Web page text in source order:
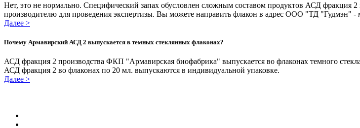
Нет, это не нормально. Специфический запах обусловлен сложным составом продуктов АСД фракция
производителю для проведения экспертизы. Вы можете направить флакон в адрес ООО "ТД "Гудмэн" -
Далее >
Почему Армавирский АСД 2 выпускается в темных стеклянных флаконах?
АСД фракция 2 производства ФКП "Армавирская биофабрика" выпускается во флаконах темного
АСД фракция 2 во флаконах по 20 мл. выпускаются в индивидуальной упаковке.
Далее >